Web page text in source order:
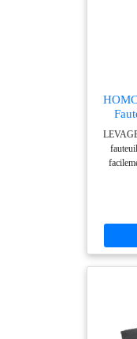
points
cm et